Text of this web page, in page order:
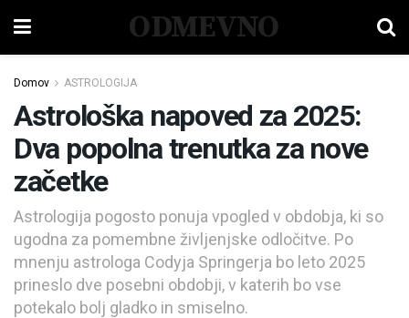
ODMEVNO
Domov ASTROLOGIJA
Astrološka napoved za 2025:
Dva popolna trenutka za nove
začetke
Astrologija pogosto ponuja vpogled v obdobja, ki so
ugodna za pomembne življenjske odločitve. Po
mnenju astrologa Codyja Springerja bo leto 2025
prineslo dve posebni obdobji, v katerih bo vse
potekalo bolj gladko in smiselno.